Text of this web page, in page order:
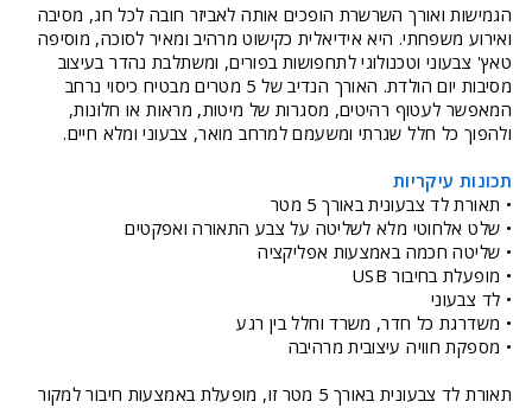
הגמישות ואורך השרשרת הופכים אותה לאביזר חובה לכל חג, מסיבה
ואירוע משפחתי. היא אידיאלית כקישוט מרהיב ומאיר לסוכה, מוסיפה
טאץ' צבעוני וטכנולוגי לתחפושות בפורים, ומשתלבת נהדר בעיצוב
מסיבות יום הולדת. האורך הנדיב של 5 מטרים מבטיח כיסוי נרחב
המאפשר לעטוף רהיטים, מסגרות של מיטות, מראות או חלונות,
ולהפוך כל חלל שגרתי ומשעמם למרחב מואר, צבעוני ומלא חיים.
תכונות עיקריות
• תאורת לד צבעונית באורך 5 מטר
• שלט אלחוטי מלא לשליטה על צבע התאורה ואפקטים
• שליטה חכמה באמצעות אפליקציה
• מופעלת בחיבור USB
• לד צבעוני
• משדרגת כל חדר, משרד וחלל בין רגע
• מספקת חוויה עיצובית מרהיבה
תאורת לד צבעונית באורך 5 מטר זו, מופעלת באמצעות חיבור למקור